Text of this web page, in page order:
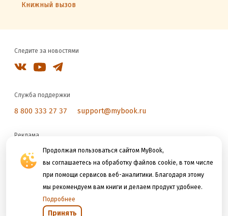
Продолжая пользоваться сайтом MyBook,
вы соглашаетесь на обработку файлов cookie, в том числе
при помощи сервисов веб-аналитики. Благодаря этому
мы рекомендуем вам книги и делаем продукт удобнее.
Подробнее
Принять
Книжный вызов
Следите за новостями
Служба поддержки
8 800 333 27 37 support@mybook.ru
Реклама
reklama@litres.ru
Мы принимаем к оплате